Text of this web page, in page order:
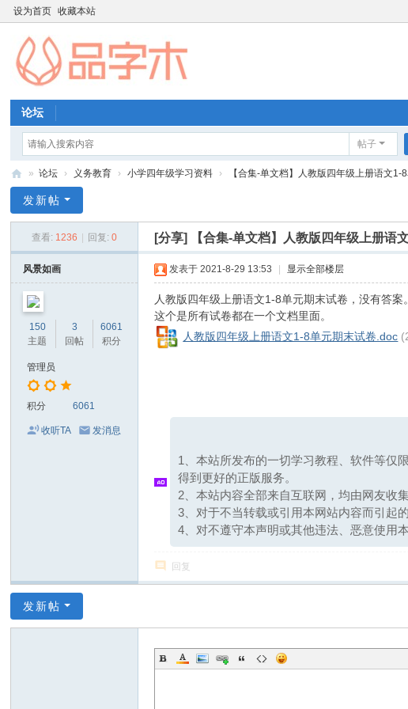
设为首页 收藏本站
论坛
帖子
字
资
» 论坛 › 义务教育 › 小学四年级学习资料 › 【合集-单文档】人教版四年级上册语文1-
发新帖
查看: 1236 回复: 0 [分享] 【合集-单文档】人教版四年级上册语
风景如画
150
主题
3
回帖
6061
积分
管理员
积分 6061
收听TA 发消息
发表于 2021-8-29 13:53 显示全部楼层
人教版四年级上册语文1-8单元期末试卷，没有答案。
这个是所有试卷都在一个文档里面。
人教版四年级上册语文1-8单元期末试卷.doc
1、本站所发布的一切学习教程、软件等仅
得到更好的正版服务。
2、本站内容全部来自互联网，均由网友收
3、对于不当转载或引用本网站内容而引起
4、对不遵守本声明或其他违法、恶意使用
回复
发新帖